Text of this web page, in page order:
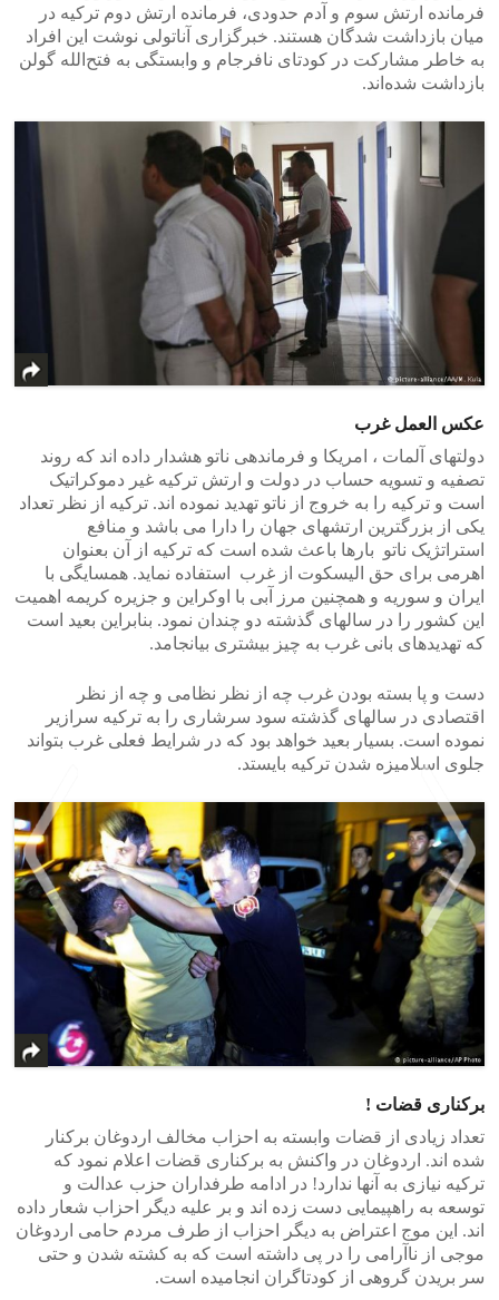
فرمانده ارتش سوم و آدم حدودی، فرمانده ارتش دوم ترکیه در
میان بازداشت شدگان هستند. خبرگزاری آناتولی نوشت این افراد
به خاطر مشارکت در کودتای نافرجام و وابستگی به فتح‌الله گولن
بازداشت شده‌اند.
عکس العمل غرب
دولتهای آلمات ، امریکا و فرماندهی ناتو هشدار داده اند که روند
تصفیه و تسویه حساب در دولت و ارتش ترکیه غیر دموکراتیک
است و ترکیه را به خروج از ناتو تهدید نموده اند. ترکیه از نظر تعداد
یکی از بزرگترین ارتشهای جهان را دارا می باشد و منافع
استراتژیک ناتو بارها باعث شده است که ترکیه از آن بعنوان
اهرمی برای حق الیسکوت از غرب استفاده نماید. همسایگی با
ایران و سوریه و همچنین مرز آبی با اوکراین و جزیره کریمه اهمیت
این کشور را در سالهای گذشته دو چندان نمود. بنابراین بعید است
که تهدیدهای بانی غرب به چیز بیشتری بیانجامد.
دست و پا بسته بودن غرب چه از نظر نظامی و چه از نظر
اقتصادی در سالهای گذشته سود سرشاری را به ترکیه سرازیر
نموده است. بسیار بعید خواهد بود که در شرایط فعلی غرب بتواند
جلوی اسلامیزه شدن ترکیه بایستد.
برکناری قضات !
تعداد زیادی از قضات وابسته به احزاب مخالف اردوغان برکنار
شده اند. اردوغان در واکنش به برکناری قضات اعلام نمود که
ترکیه نیازی به آنها ندارد! در ادامه طرفداران حزب عدالت و
توسعه به راهپیمایی دست زده اند و بر علیه دیگر احزاب شعار داده
اند. این موج اعتراض به دیگر احزاب از طرف مردم حامی اردوغان
موجی از ناآرامی را در پی داشته است که به کشته شدن و حتی
سر بریدن گروهی از کودتاگران انجامیده است.
<